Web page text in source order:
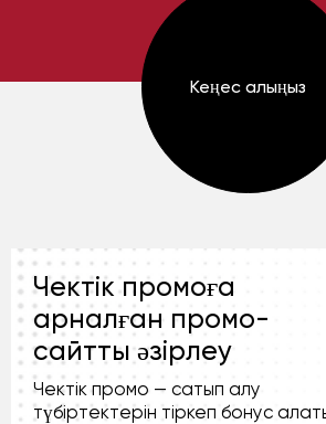
Кеңес алыңыз
Чектік промоға
арналған промо-
сайтты әзірлеу
Чектік промо — сатып алу
түбіртектерін тіркеп бонус